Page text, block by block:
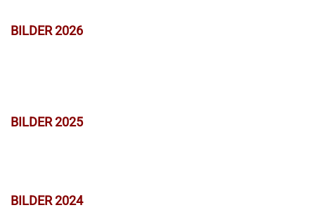
BILDER 2026
BILDER 2025
BILDER 2024